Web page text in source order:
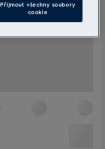
Přijmout všechny soubory
cookie